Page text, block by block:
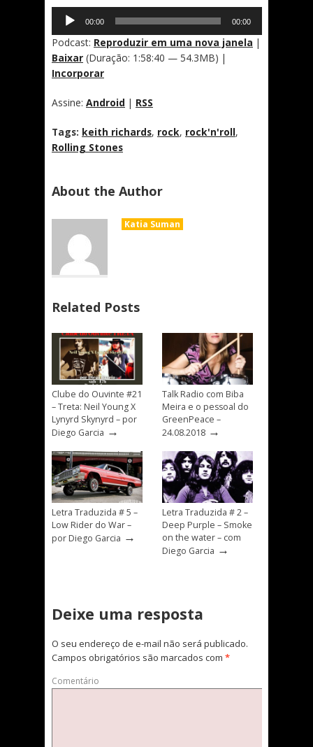
Tocador
áudio
00:00 00:00
Podcast: Reproduzir em uma nova janela |
Baixar (Duração: 1:58:40 — 54.3MB) |
Incorporar
Assine: Android | RSS
Tags: keith richards, rock, rock'n'roll,
Rolling Stones
About the Author
Katia Suman
Related Posts
Clube do Ouvinte #21
– Treta: Neil Young X
Lynyrd Skynyrd – por
Diego Garcia →
Talk Radio com Biba
Meira e o pessoal do
GreenPeace –
24.08.2018 →
Letra Traduzida # 5 –
Low Rider do War –
por Diego Garcia →
Letra Traduzida # 2 –
Deep Purple – Smoke
on the water – com
Diego Garcia →
Deixe uma resposta
O seu endereço de e-mail não será publicado.
Campos obrigatórios são marcados com *
Comentário